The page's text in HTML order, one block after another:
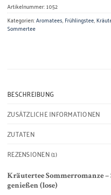
Artikelnummer:1052
Kategorien:Aromatees,Frühlingstee,
Sommertee
BESCHREIBUNG
ZUSÄTZLICHE INFORMATIONEN
ZUTATEN
REZENSIONEN (1)
Kräutertee Sommerromanze
genießen (lose)